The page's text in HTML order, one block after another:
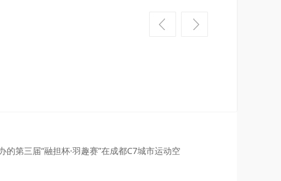
第三届“融担杯·羽趣赛”在成都C7城市运动空